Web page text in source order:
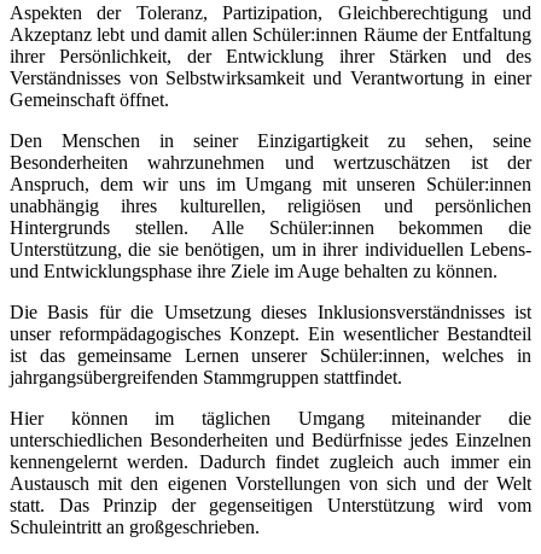
Aspekten der Toleranz, Partizipation, Gleichberechtigung und
Akzeptanz lebt und damit allen Schüler:innen Räume der Entfaltung
ihrer Persönlichkeit, der Entwicklung ihrer Stärken und des
Verständnisses von Selbstwirksamkeit und Verantwortung in einer
Gemeinschaft öffnet.
Den Menschen in seiner Einzigartigkeit zu sehen, seine
Besonderheiten wahrzunehmen und wertzuschätzen ist der
Anspruch, dem wir uns im Umgang mit unseren Schüler:innen
unabhängig ihres kulturellen, religiösen und persönlichen
Hintergrunds stellen. Alle Schüler:innen bekommen die
Unterstützung, die sie benötigen, um in ihrer individuellen Lebens-
und Entwicklungsphase ihre Ziele im Auge behalten zu können.
Die Basis für die Umsetzung dieses Inklusionsverständnisses ist
unser reformpädagogisches Konzept. Ein wesentlicher Bestandteil
ist das gemeinsame Lernen unserer Schüler:innen, welches in
jahrgangsübergreifenden Stammgruppen stattfindet.
Hier können im täglichen Umgang miteinander die
unterschiedlichen Besonderheiten und Bedürfnisse jedes Einzelnen
kennengelernt werden. Dadurch findet zugleich auch immer ein
Austausch mit den eigenen Vorstellungen von sich und der Welt
statt. Das Prinzip der gegenseitigen Unterstützung wird vom
Schuleintritt an großgeschrieben.